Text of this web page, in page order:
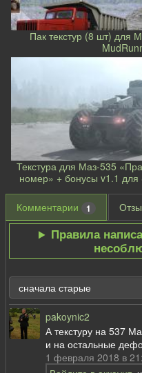
Пак текстур (8 шт) для
Текстура для Маз-535
номер» + бонусы v1.1
Комментарии 1
Правила
pakoynic2
А текстуру на 537
и на остальные
1 февраля 2018 в